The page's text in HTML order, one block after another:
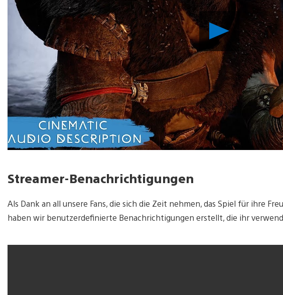
Video
abspielen
Streamer-Benachrichtigungen
Als Dank an all unsere Fans, die sich die Zeit nehmen, das Spiel für ihre
haben wir benutzerdefinierte Benachrichtigungen erstellt, die ihr